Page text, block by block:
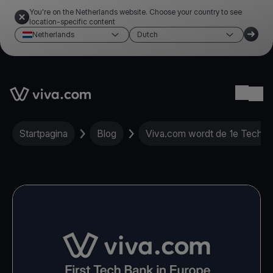
You're on the Netherlands website. Choose your country to see
location-specific content
Netherlands
Dutch
Link to the homepage
Startpagina Blog Viva.com wordt de 1e Tech